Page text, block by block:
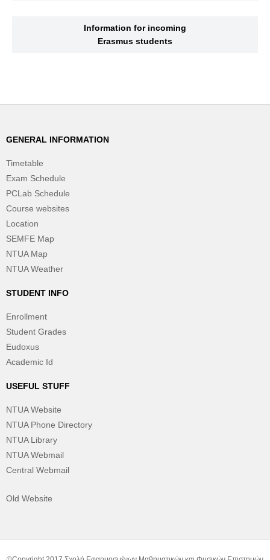
Information for incoming
Erasmus students
GENERAL INFORMATION
Timetable
Exam Schedule
PCLab Schedule
Course websites
Location
SEMFE Map
NTUA Map
NTUA Weather
STUDENT INFO
Enrollment
Student Grades
Eudoxus
Academic Id
USEFUL STUFF
NTUA Website
NTUA Phone Directory
NTUA Library
NTUA Webmail
Central Webmail
Old Website